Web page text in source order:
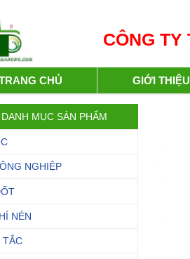
CÔNG TY
CHỦ GIỚI THIỆU
DANH MỤC SẢN PHẨM
NGHIỆP
NÉN
TẮC